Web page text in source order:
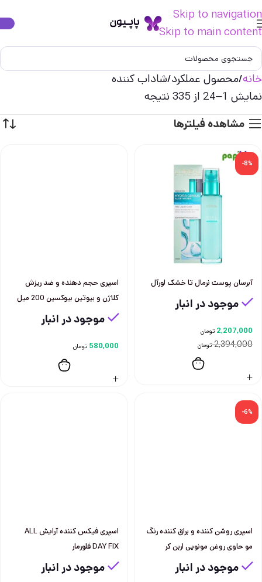
Skip to navigation
Skip to main content
خانه محصول عملکرد شاداب کننده
نمایش 1–24 از 335 نتیجه
مشاهده فیلترها
-8%
آبرسان پوست نرمال تا خشک لورآل
موجود در انبار
2,394,000 تومان
2,207,000 تومان
اسپری حجم دهنده و ضد ريزش
كلاژن و بيوتين بيوكسين 200 ميل
موجود در انبار
580,000 تومان
-6%
اسپری روشن کننده و براق کننده رنگ
مو حاوی روغن مونویی اربن کر
موجود در انبار
اسپری فيكس كننده آرايش ALL
DAY FIX فلورمار
موجود در انبار